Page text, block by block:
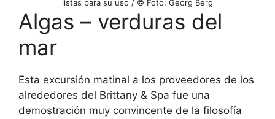
listas para su uso / © Foto: Georg Berg
Algas – verduras del
mar
Esta excursión matinal a los proveedores de los
alrededores del Brittany & Spa fue una
demostración muy convincente de la filosofía